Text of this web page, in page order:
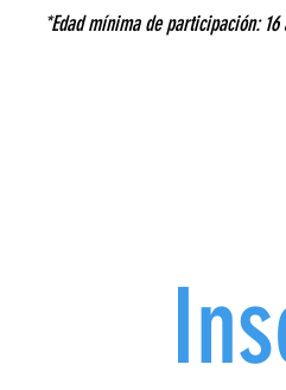
*Edad mínima de participación: 16